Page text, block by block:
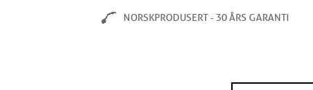
NORSKPRODUSERT - 30 ÅRS GARANTI